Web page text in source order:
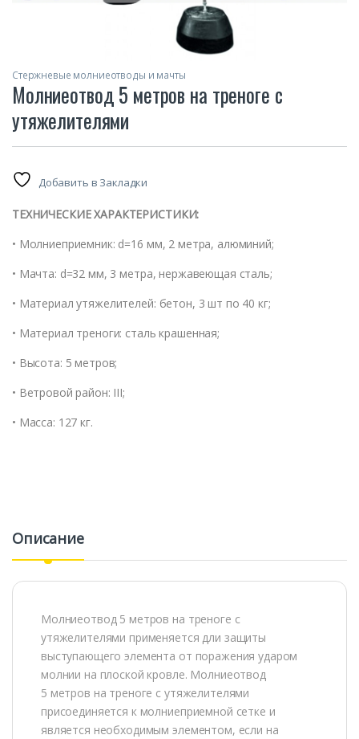
Стержневые молниеотводы и мачты
Молниеотвод 5 метров на треноге с
утяжелителями
Добавить в Закладки
ТЕХНИЧЕСКИЕ ХАРАКТЕРИСТИКИ:
• Молниеприемник: d=16 мм, 2 метра, алюминий;
• Мачта: d=32 мм, 3 метра, нержавеющая сталь;
• Материал утяжелителей: бетон, 3 шт по 40 кг;
• Материал треноги: сталь крашенная;
• Высота: 5 метров;
• Ветровой район: III;
• Масса: 127 кг.
Описание
Молниеотвод 5 метров на треноге с
утяжелителями применяется дли защиты
выступающего элемента от поражения ударом
молнии на плоской кровле. Молниеотвод
5 метров на треноге с утяжелителями
присоединяется к молниеприемной сетке и
является необходимым элементом, если на